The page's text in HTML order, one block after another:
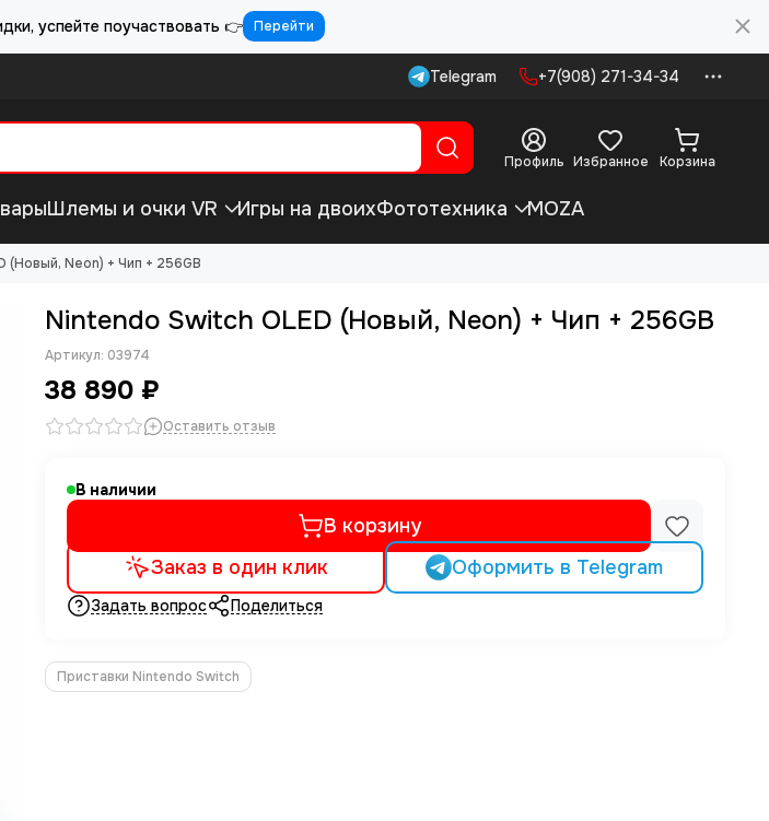
успейте поучаствовать 👉 Перейти
Telegram +7(908) 271-34-34
Профиль Избранное Корзина
Шлемы и очки VR Игры на двоихФототехника MOZA
(Новый, Neon) + Чип + 256GB
Nintendo Switch OLED (Новый, Neon) + Чип + 256GB
Артикул: 03974
38 890 ₽
Оставить отзыв
В наличии
В корзину
Заказ в один клик
Оформить в Telegram
Задать вопрос Поделиться
Приставки Nintendo Switch